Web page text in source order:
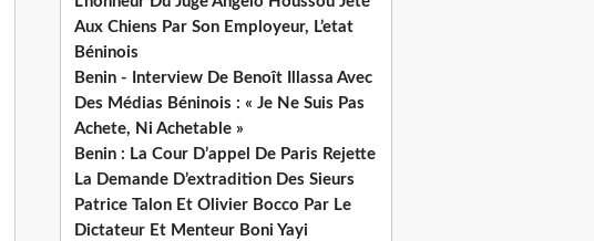
Aux Chiens Par Son Employeur, L’etat
Béninois
Benin - Interview De Benoît Illassa Avec
Des Médias Béninois : « Je Ne Suis Pas
Achete, Ni Achetable »
Benin : La Cour D’appel De Paris Rejette
La Demande D’extradition Des Sieurs
Patrice Talon Et Olivier Bocco Par Le
Dictateur Et Menteur Boni Yayi